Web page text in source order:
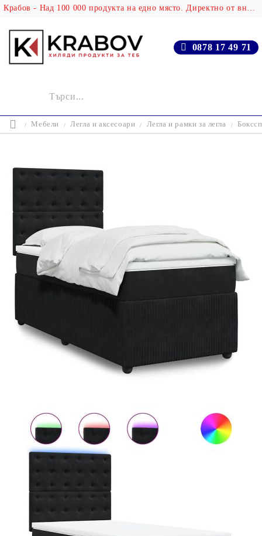
Крабов - Над 100 000 продукта на едно място. Директно от вносителя!
0878 17 49 71
Мебели Легла и аксесоари Легла и рамки за легла